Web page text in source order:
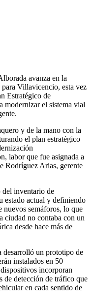
avanza en la
Villavicencio, esta vez
Estratégico de
modernizar el sistema vial
y de la mano con la
el plan estratégico
labor que fue asignada a
Rodríguez Arias, gerente
inventario de
estado actual y definiendo
nuevos semáforos, lo que
ciudad no contaba con un
desde hace más de
desarrolló un prototipo de
instalados en 50
incorporan
de detección de tráfico que
en cada sentido de